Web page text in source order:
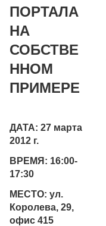
ПОРТАЛА
НА
СОБСТВЕ
ННОМ
ПРИМЕРЕ
ДАТА: 27 марта
2012 г.
ВРЕМЯ: 16:00-
17:30
МЕСТО: ул.
Королева, 29,
офис 415